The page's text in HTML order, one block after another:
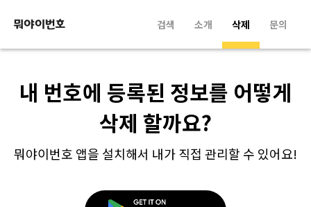
검색 소개 삭제 문의
내 번호에 등록된 정보를 어떻게
삭제 할까요?
뭐야이번호 앱을 설치해서 내가 직접 관리할 수 있어요!